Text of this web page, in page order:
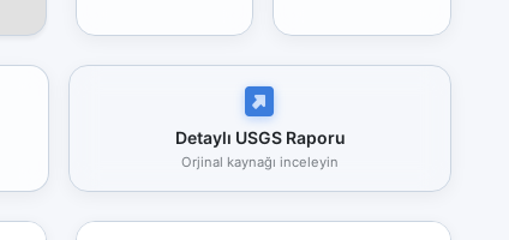
Detaylı USGS Raporu
Orjinal kaynağı inceleyin